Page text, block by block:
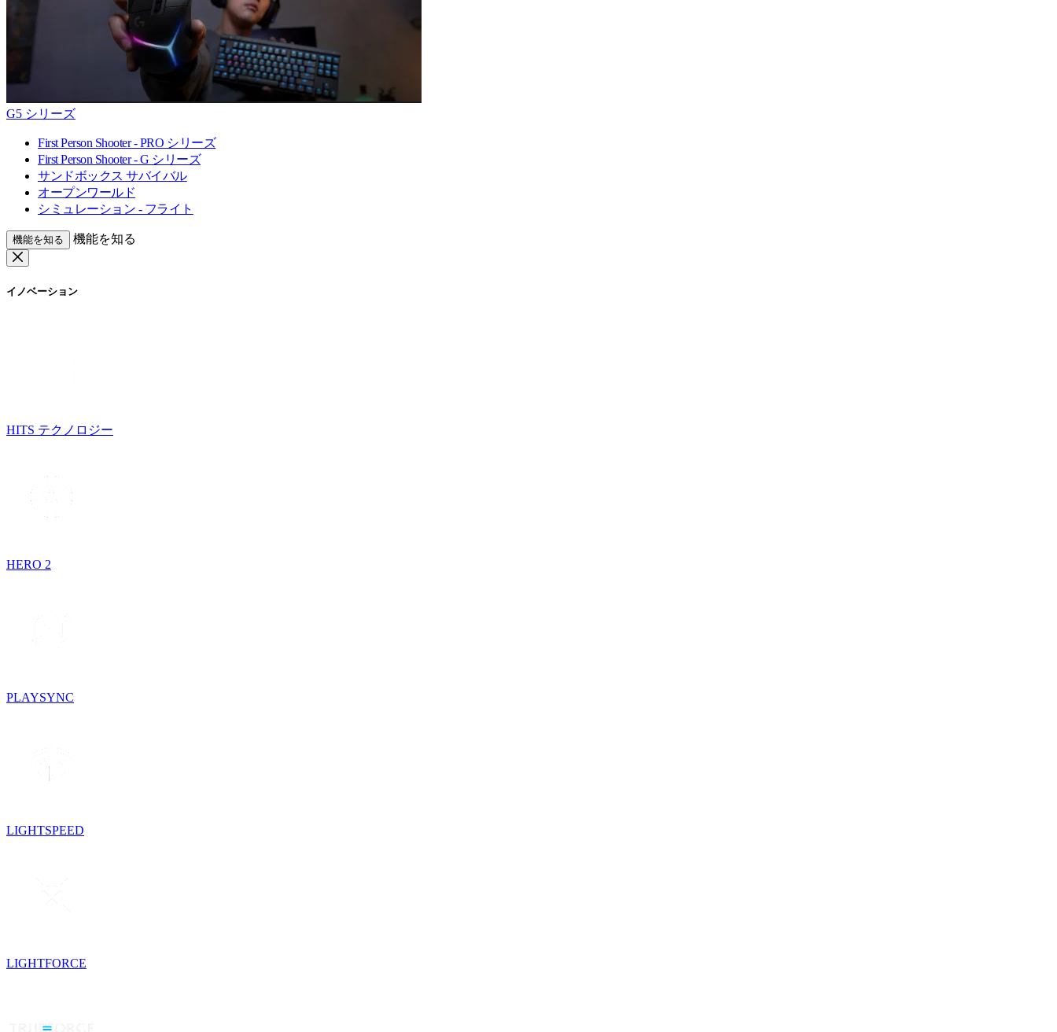
G5 シリーズ
First Person Shooter - PRO シリーズ
First Person Shooter - G シリーズ
サンドボックス サバイバル
オープンワールド
シミュレーション - フライト
機能を知る 機能を知る
イノベーション
HITS テクノロジー
HERO 2
PLAYSYNC
LIGHTSPEED
LIGHTFORCE